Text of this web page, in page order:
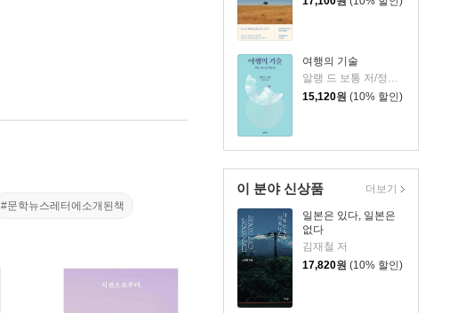
여행의 기술
알랭 드 보통 저/정영목 역
15,120원 (10% 할인)
이 분야 신상품
일본은 있다, 일본은
없다
김재철 저
17,820원 (10% 할인)
더보기
#문학뉴스레터에소개된책